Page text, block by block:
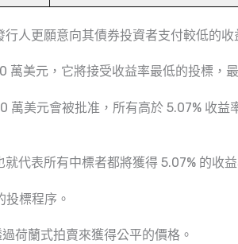
人更願意向其債券投資者支付較低的收
美元，它將接受收益率最低的投標，
萬美元會被批准，所有高於 5.07% 收益
代表所有中標者都將獲得 5.07% 的收益
投標程序。
荷蘭式拍賣來獲得公平的價格。